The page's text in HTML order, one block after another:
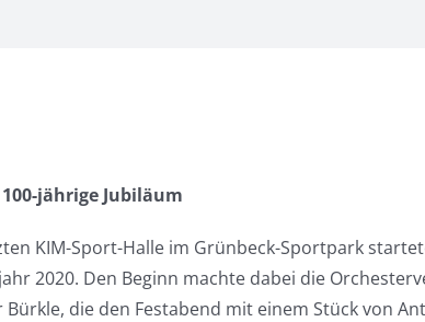
jährige Jubiläum
KIM-Sport-Halle im Grünbeck-Sportpark
2020. Den Beginn machte dabei die
die den Festabend mit einem Stück von